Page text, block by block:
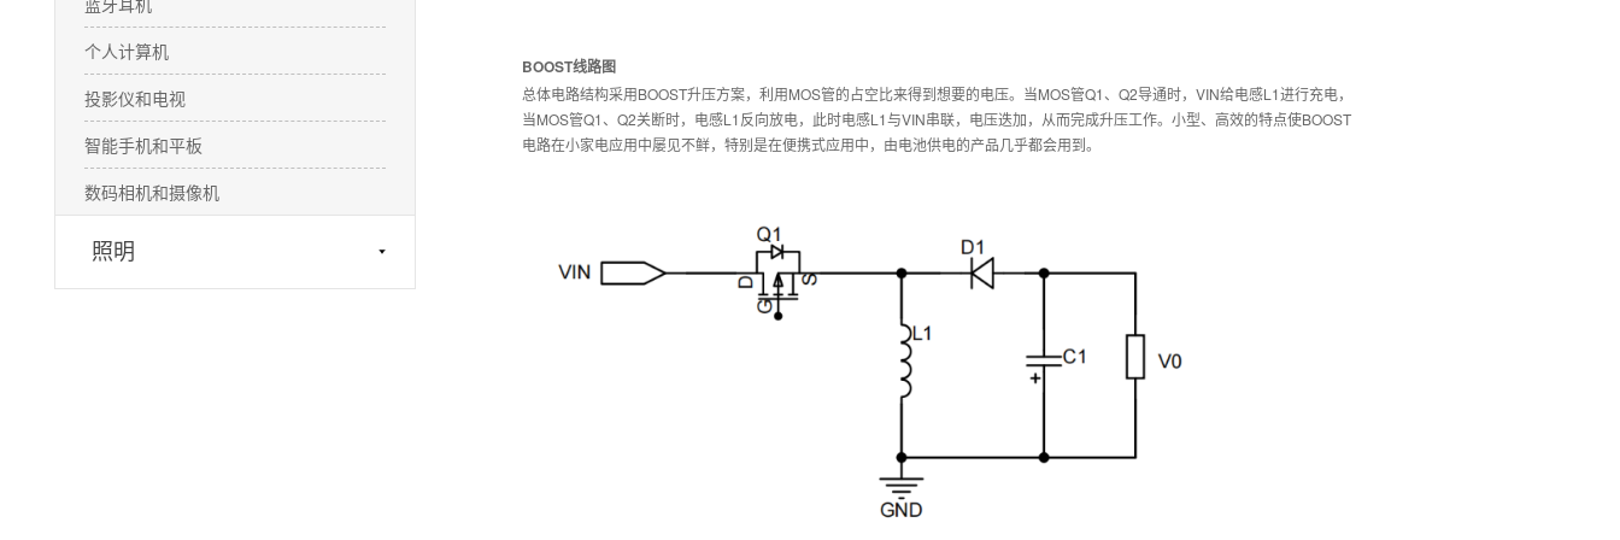
个人计算机
投影仪和电视
智能手机和平板
数码相机和摄像机
照明
BOOST线路图
总体电路结构采用BOOST升压方案，利用MOS管的占空比来得到想要的电压。当MOS管Q1、Q2导通时，VIN给电感L1进行充电，
当MOS管Q1、Q2关断时，电感L1反向放电，此时电感L1与VIN串联，电压迭加，从而完成升压工作。小型、高效的特点使BOOST
电路在小家电应用中屡见不鲜，特别是在便携式应用中，由电池供电的产品几乎都会用到。